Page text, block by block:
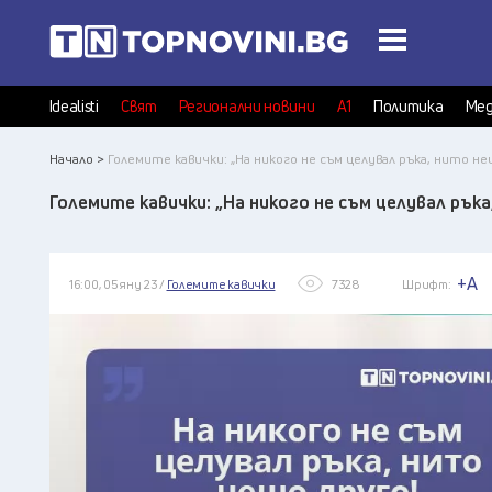
Idealisti Свят Регионални новини А1 Политика
Начало > Големите кавички: „На никого не съм целувал ръка, нито
Големите кавички: „На никого не съм целувал
16:00, 05 яну 23 / Големите кавички 7328 Шрифт: +A